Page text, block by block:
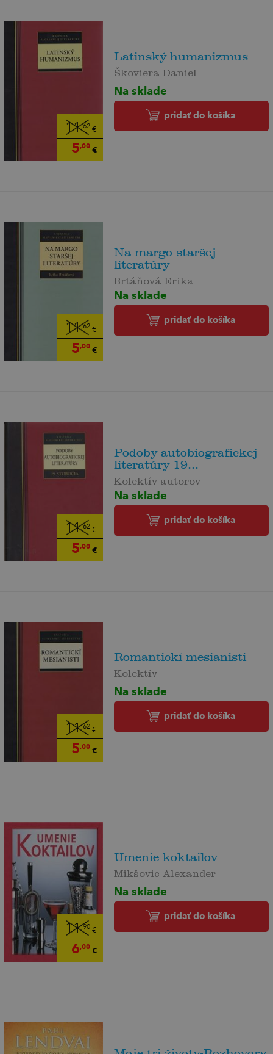
11,62€
5,00€
Latinský humanizmus
Škoviera Daniel
Na sklade
pridať do košíka
11,62€
5,00€
Na margo staršej
literatúry
Brtáňová Erika
Na sklade
pridať do košíka
11,62€
5,00€
Podoby autobiografickej
literatúry 19...
Kolektív autorov
Na sklade
pridať do košíka
11,62€
5,00€
Romantickí mesianisti
Kolektív
Na sklade
pridať do košíka
11,90€
6,00€
Umenie koktailov
Mikšovic Alexander
Na sklade
pridať do košíka